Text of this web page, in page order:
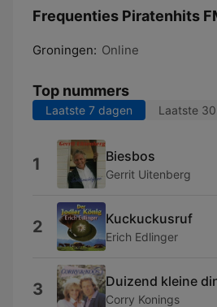
Frequenties Piratenhits
Groningen: Online
Top nummers
Laatste 7 dagen Laatste
1 Biesbos
Gerrit Uitenberg
2 Kuckuckusruf
Erich Edlinger
3 Duizend kleine
Corry Konings